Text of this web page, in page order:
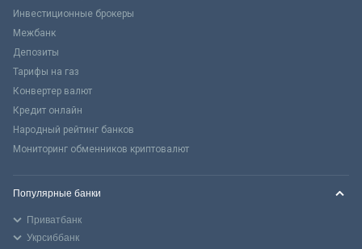
Инвестиционные брокеры
Межбанк
Депозиты
Тарифы на газ
Конвертер валют
Кредит онлайн
Народный рейтинг банков
Мониторинг обменников криптовалют
Популярные банки
Приватбанк
Укрсиббанк